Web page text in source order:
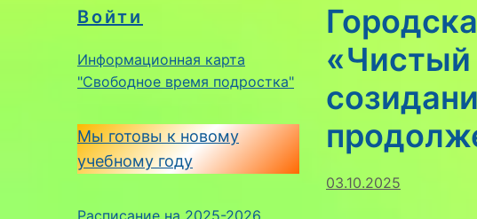
Войти
Информационная карта
"Свободное время подростка"
Мы готовы к новому
учебному году
Расписание на 2025-2026
«Чистый
03.10.2025